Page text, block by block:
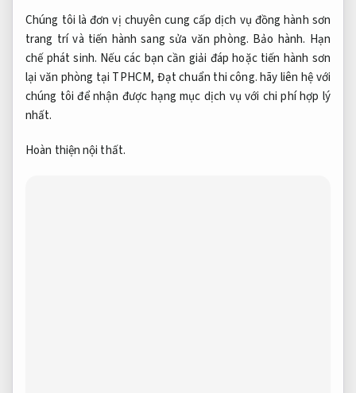
Chúng tôi là đơn vị chuyên cung cấp dịch vụ đồng hành sơn
trang trí và tiến hành sang sửa văn phòng. Bảo hành. Hạn
chế phát sinh. Nếu các bạn cần giải đáp hoặc tiến hành sơn
lại văn phòng tại TPHCM, Đạt chuẩn thi công.hãy liên hệ với
chúng tôi để nhận được hạng mục dịch vụ với chi phí hợp lý
nhất.
Hoàn thiện nội thất.